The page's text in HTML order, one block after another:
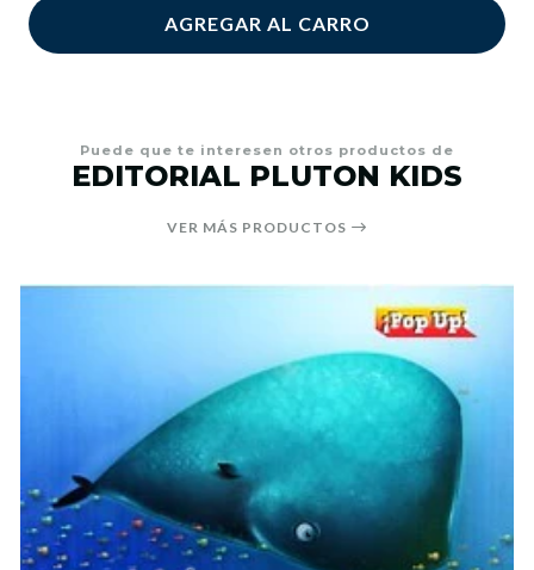
AGREGAR AL CARRO
Puede que te interesen otros productos de
EDITORIAL PLUTON KIDS
VER MÁS PRODUCTOS